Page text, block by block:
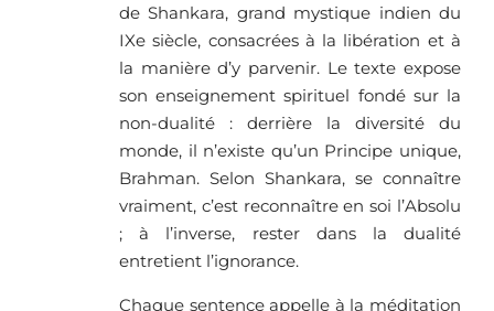
de Shankara, grand mystique indien du
IXe siècle, consacrées à la libération et à
la manière d’y parvenir. Le texte expose
son enseignement spirituel fondé sur la
non-dualité : derrière la diversité du
monde, il n’existe qu’un Principe unique,
Brahman. Selon Shankara, se connaître
vraiment, c’est reconnaître en soi l’Absolu
; à l’inverse, rester dans la dualité
entretient l’ignorance.
Chaque sentence appelle à la méditation